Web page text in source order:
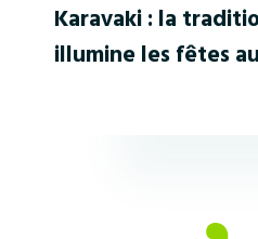
Karavaki : la
illumine les fêtes